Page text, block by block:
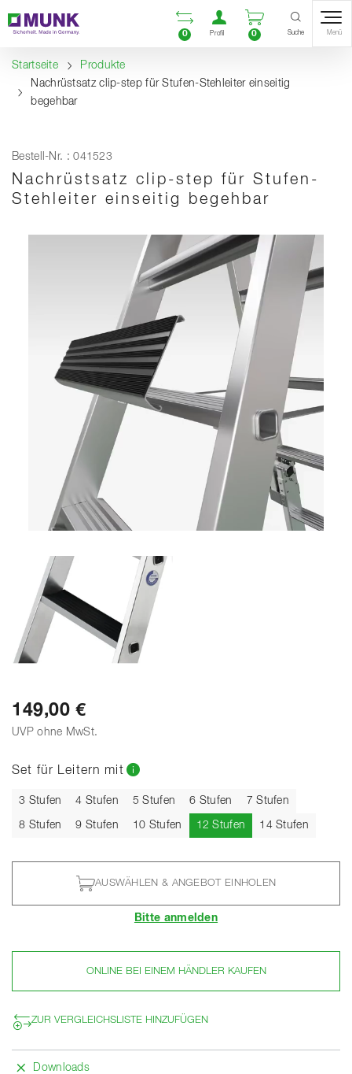
Inhalt
Inhaltsverzeichnis
Navigation Vergleichsliste öffnen
0
Benutzerkonto
Profil
Warenkorb
0 Suche Menü
Startseite
Produkte
Nachrüstsatz clip-step für Stufen-Stehleiter einseitig
begehbar
Bestell-Nr. : 041523
Nachrüstsatz clip-step für Stufen-
Stehleiter einseitig begehbar
149,00 €
UVP ohne MwSt.
Set für Leitern mit
3 Stufen 4 Stufen 5 Stufen 6 Stufen 7 Stufen
8 Stufen 9 Stufen 10 Stufen 12 Stufen Aktuell
14 Stufen
AUSWÄHLEN & ANGEBOT EINHOLEN
Bitte anmelden
ONLINE BEI EINEM HÄNDLER KAUFEN
ZUR VERGLEICHSLISTE HINZUFÜGEN
Downloads